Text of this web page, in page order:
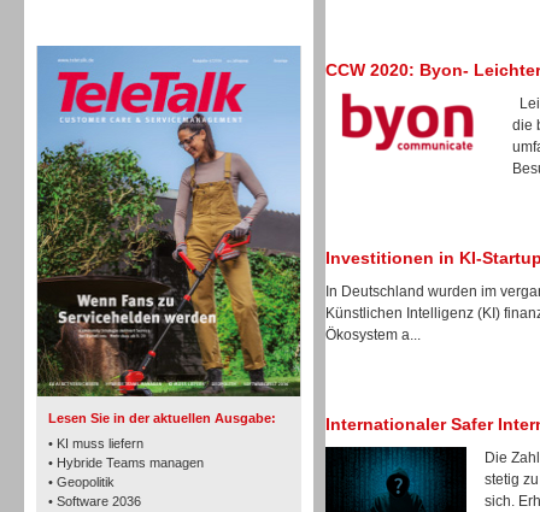
Lesen Sie in der aktuellen Ausgabe:
• KI muss liefern
• Hybride Teams managen
• Geopolitik
• Software 2036
TK- und ACD-Systeme
Workforce-Management
CCW 2020: Byon-
die
Investitionen in KI-
In Deutschland wurden im
Künstlichen Intelligenz (KI)
Ökosystem a...
Internationaler Safer
Die
stetig
sich.